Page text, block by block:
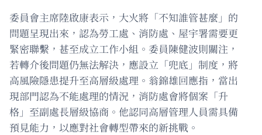
委員會主席陸啟康表示，大火將「不知誰管甚麼」的
問題呈現出來，認為勞工處、消防處、屋宇署需要更
緊密聯繫，甚至成立工作小組。委員陳健波則關注，
若轉介後問題仍無法解決，應設立「兜底」制度，將
高風險隱患提升至高層級處理。翁錦雄回應指，當出
現部門認為不能處理的情況，消防處會將個案「升
格」至副處長層級協商。他認同高層管理人員需具備
預見能力，以應對社會轉型帶來的新挑戰。